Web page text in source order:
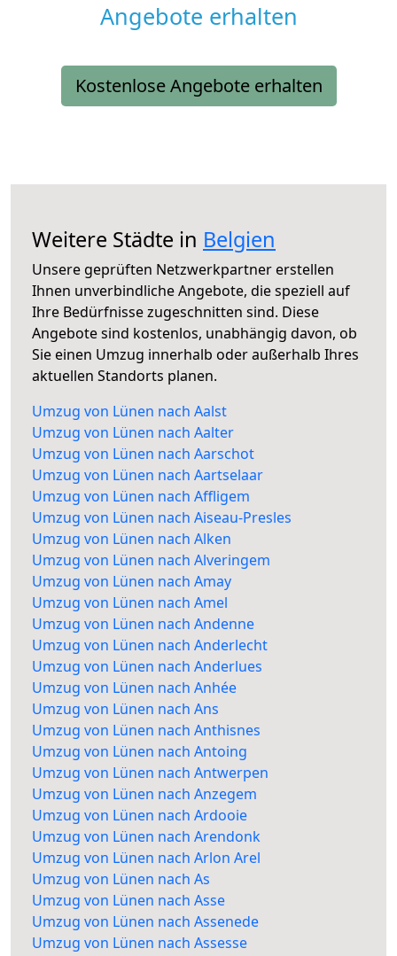
Angebote erhalten
Kostenlose Angebote erhalten
Weitere Städte in Belgien
Unsere geprüften Netzwerkpartner erstellen
Ihnen unverbindliche Angebote, die speziell auf
Ihre Bedürfnisse zugeschnitten sind. Diese
Angebote sind kostenlos, unabhängig davon, ob
Sie einen Umzug innerhalb oder außerhalb Ihres
aktuellen Standorts planen.
Umzug von Lünen nach Aalst
Umzug von Lünen nach Aalter
Umzug von Lünen nach Aarschot
Umzug von Lünen nach Aartselaar
Umzug von Lünen nach Affligem
Umzug von Lünen nach Aiseau-Presles
Umzug von Lünen nach Alken
Umzug von Lünen nach Alveringem
Umzug von Lünen nach Amay
Umzug von Lünen nach Amel
Umzug von Lünen nach Andenne
Umzug von Lünen nach Anderlecht
Umzug von Lünen nach Anderlues
Umzug von Lünen nach Anhée
Umzug von Lünen nach Ans
Umzug von Lünen nach Anthisnes
Umzug von Lünen nach Antoing
Umzug von Lünen nach Antwerpen
Umzug von Lünen nach Anzegem
Umzug von Lünen nach Ardooie
Umzug von Lünen nach Arendonk
Umzug von Lünen nach Arlon Arel
Umzug von Lünen nach As
Umzug von Lünen nach Asse
Umzug von Lünen nach Assenede
Umzug von Lünen nach Assesse